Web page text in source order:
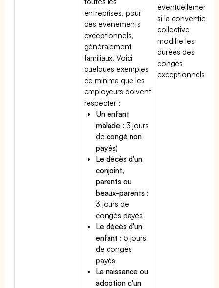
entreprises, pour
des événements
exceptionnels,
généralement
familiaux. Voici
quelques exemples
de minima que les
employeurs doivent
respecter :
Un enfant
malade : 3 jours
decongé non
payés)
Le décès d'un
conjoint,
parents ou
beaux-parents :
3 jours de
congés payés
Le décès d'un
enfant : 5 jours
de congés
payés
La naissance ou
adoption d'un
éventuellement
si la convention
collective
modifie les
durées des
congés
exceptionnels.